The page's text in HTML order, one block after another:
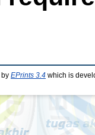
by EPrints 3.4 which is